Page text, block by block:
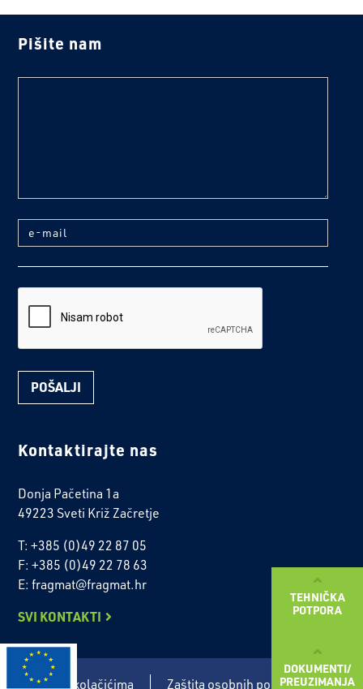
TEHNIČKA
POTPORA
DOKUMENTI/
PREUZIMANJA
Pišite nam
e-mail
Kontaktirajte nas
Donja Pačetina 1a
49223 Sveti Križ Začretje
T: +385 (0)49 22 87 05
F: +385 (0)49 22 78 63
E: fragmat@fragmat.hr
SVI KONTAKTI
Politika o kolačićima Zaštita osobnih podataka